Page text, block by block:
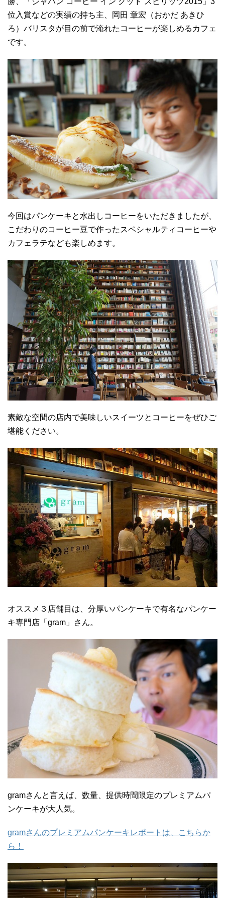
位入賞などの実績の持ち主、岡田 章宏（おかだ あきひ
ろ）バリスタが目の前で淹れたコーヒーが楽しめるカフェ
です。
今回はパンケーキと水出しコーヒーをいただきましたが、
こだわりのコーヒー豆で作ったスペシャルティコーヒーや
カフェラテなども楽しめます。
素敵な空間の店内で美味しいスイーツとコーヒーをぜひご
堪能ください。
オススメ３店舗目は、分厚いパンケーキで有名なパンケー
キ専門店「gram」さん。
gramさんと言えば、数量、提供時間限定のプレミアムパ
ンケーキが大人気。
gramさんのプレミアムパンケーキレポートは、こちらか
ら！